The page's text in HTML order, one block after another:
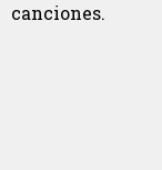
canciones.